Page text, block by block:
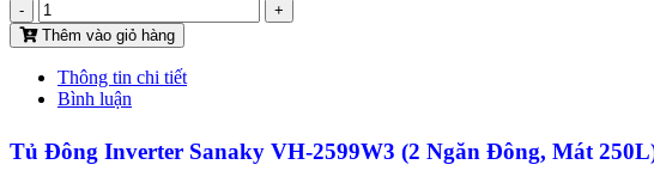
-
+
Thêm vào giỏ hàng
Thông tin chi tiết
Bình luận
Tủ Đông Inverter Sanaky VH-2599W3 (2 Ngăn Đông, Mát